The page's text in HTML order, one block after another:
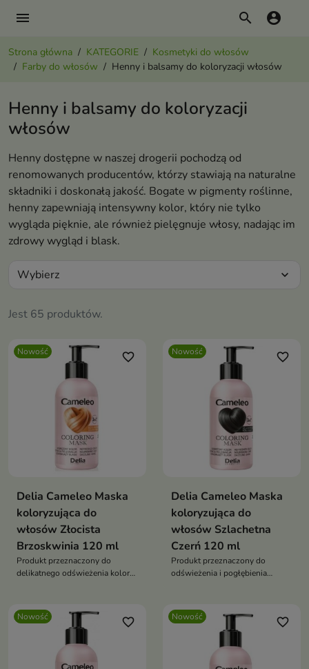
menu search account_circle
Strona główna KATEGORIE
Kosmetyki do włosów
Farby do włosów
Henny i balsamy do koloryzacji włosów
Henny i balsamy do koloryzacji
włosów
Henny dostępne w naszej drogerii pochodzą od
renomowanych producentów, którzy stawiają na naturalne
składniki i doskonałą jakość. Bogate w pigmenty roślinne,
henny zapewniają intensywny kolor, który nie tylko
wygląda pięknie, ale również pielęgnuje włosy, nadając im
zdrowy wygląd i blask.
Jest 65 produktów.
Wybierz expand_more
Nowość favorite_border
Delia Cameleo Maska
koloryzująca do
włosów Złocista
Brzoskwinia 120 ml
Produkt przeznaczony do
delikatnego odświeżenia koloru
Nowość favorite_border
Delia Cameleo Maska
koloryzująca do
włosów Szlachetna
Czerń 120 ml
Produkt przeznaczony do
odświeżenia i pogłębienia
Nowość favorite_border Nowość favorite_border